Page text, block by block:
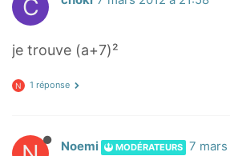
C
je trouve (a+7)²
N 1 réponse
Noemi MODÉRATEURS 7 mars